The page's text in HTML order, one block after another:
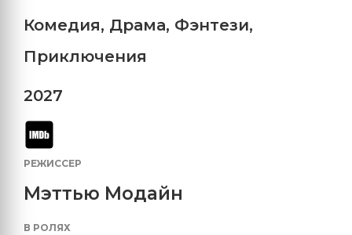
Комедия, Драма, Фэнтези,
Приключения
2027
РЕЖИССЕР
Мэттью Модайн
В РОЛЯХ